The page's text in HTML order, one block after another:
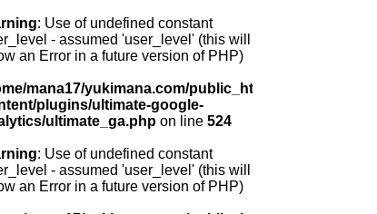
: Use of undefined constant
- assumed 'user_level' (this will
an Error in a future version of PHP)
mana17/yukimana.com/public_html/wp-
plugins/ultimate-google-
ultimate_ga.php on line 524
: Use of undefined constant
- assumed 'user_level' (this will
an Error in a future version of PHP)